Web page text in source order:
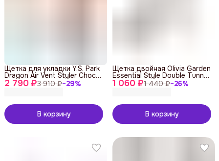
2 790 ₽3 910 ₽−29%
Щетка для укладки Y.S. Park
Dragon Air Vent Styler Choco
Mix
В корзину
1 060 ₽1 440 ₽−26%
Щетка двойная Olivia Garden
Essential Style Double Tunnel
Nylon Double Silver
В корзину